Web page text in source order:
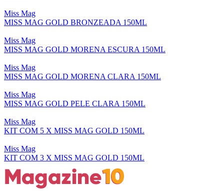
Miss Mag
MISS MAG GOLD BRONZEADA 150ML
Miss Mag
MISS MAG GOLD MORENA ESCURA 150ML
Miss Mag
MISS MAG GOLD MORENA CLARA 150ML
Miss Mag
MISS MAG GOLD PELE CLARA 150ML
Miss Mag
KIT COM 5 X MISS MAG GOLD 150ML
Miss Mag
KIT COM 3 X MISS MAG GOLD 150ML